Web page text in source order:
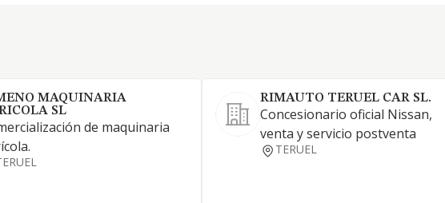
MAQUINARIA
SL
de maquinaria
RIMAUTO TERUEL CAR SL.
Concesionario oficial Nissan,
venta y servicio postventa
TERUEL